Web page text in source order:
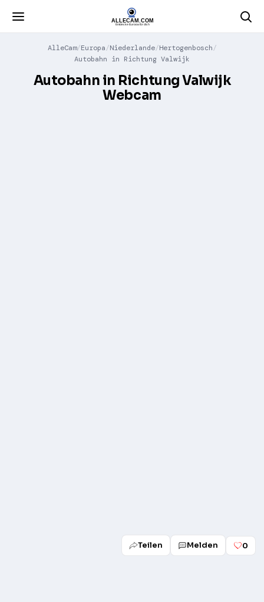
AlleCam Europa Niederlande Hertogenbosch
Autobahn in Richtung Valwijk
Autobahn in Richtung Valwijk
Webcam
Teilen Melden 0